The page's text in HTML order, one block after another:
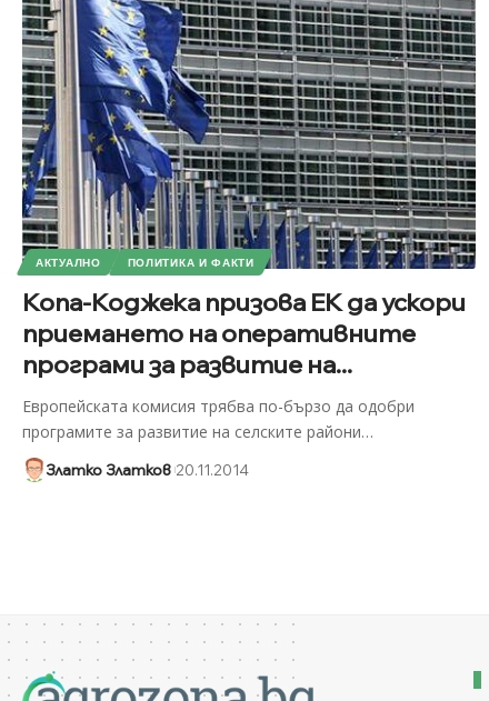
АКТУАЛНО ПОЛИТИКА И ФАКТИ
Копа-Коджека призова ЕК да ускори
приемането на оперативните
програми за развитие на...
Европейската комисия трябва по-бързо да одобри
програмите за развитие на селските райони…
Златко Златков 20.11.2014